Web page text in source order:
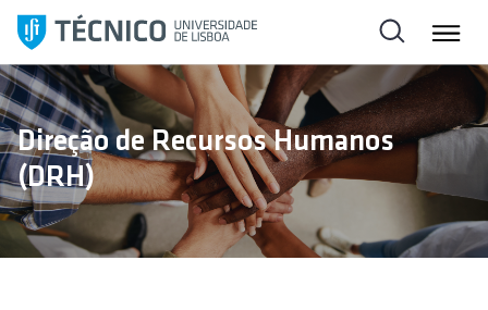
l
t
a
r
p
a
a
Direção de Recursos Humanos
(DRH)